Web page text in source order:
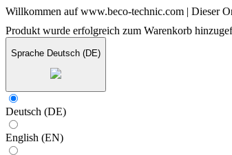
Willkommen auf www.beco-technic.com | Dieser
Produkt wurde erfolgreich zum Warenkorb
Sprache Deutsch (DE)
Deutsch (DE)
English (EN)